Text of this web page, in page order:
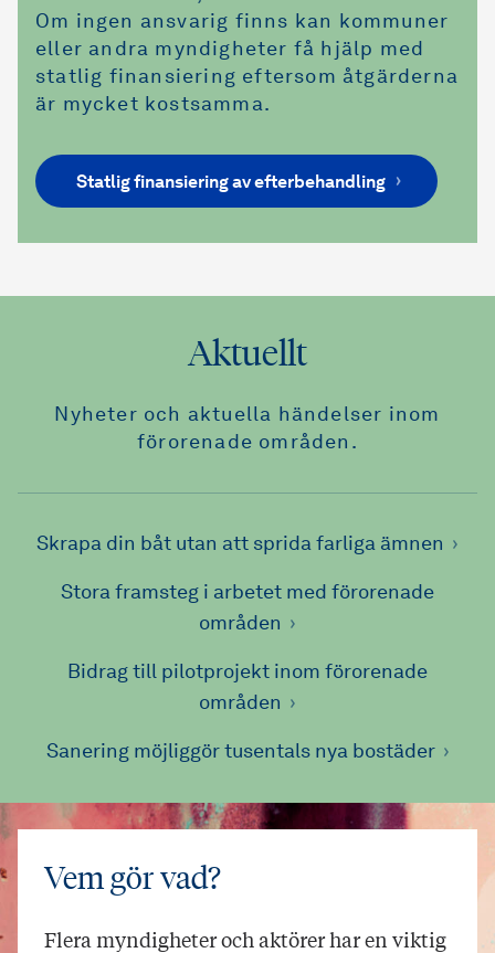
Om ingen ansvarig finns kan kommuner
eller andra myndigheter få hjälp med
statlig finansiering eftersom åtgärderna
är mycket kostsamma.
Statlig finansiering av efterbehandling
Aktuellt
Nyheter och aktuella händelser inom
förorenade områden.
Skrapa din båt utan att sprida farliga ämnen
Stora framsteg i arbetet med förorenade
områden
Bidrag till pilotprojekt inom förorenade
områden
Sanering möjliggör tusentals nya bostäder
Vem gör vad?
Flera myndigheter och aktörer har en viktig